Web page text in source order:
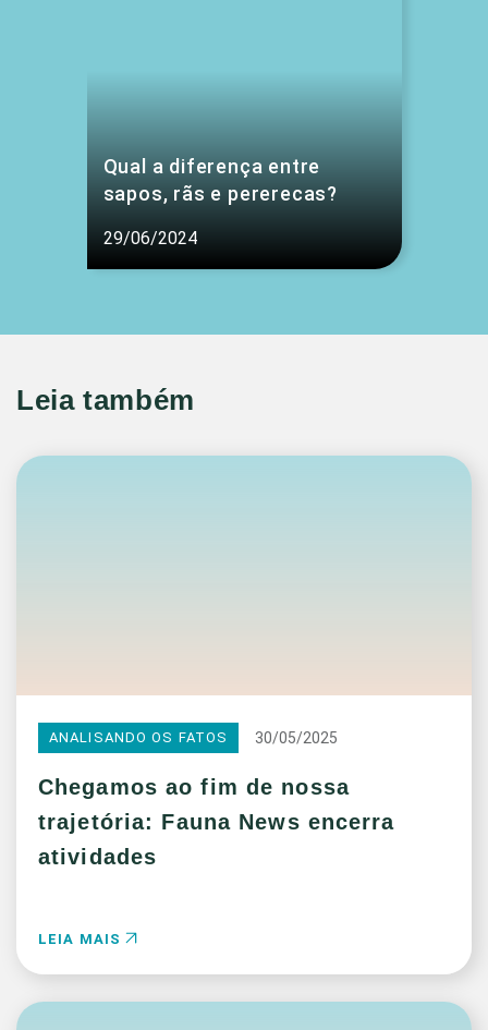
Qual a diferença entre
sapos, rãs e pererecas?
29/06/2024
Leia também
ANALISANDO OS FATOS 30/05/2025
Chegamos ao fim de nossa
trajetória: Fauna News encerra
atividades
LEIA MAIS